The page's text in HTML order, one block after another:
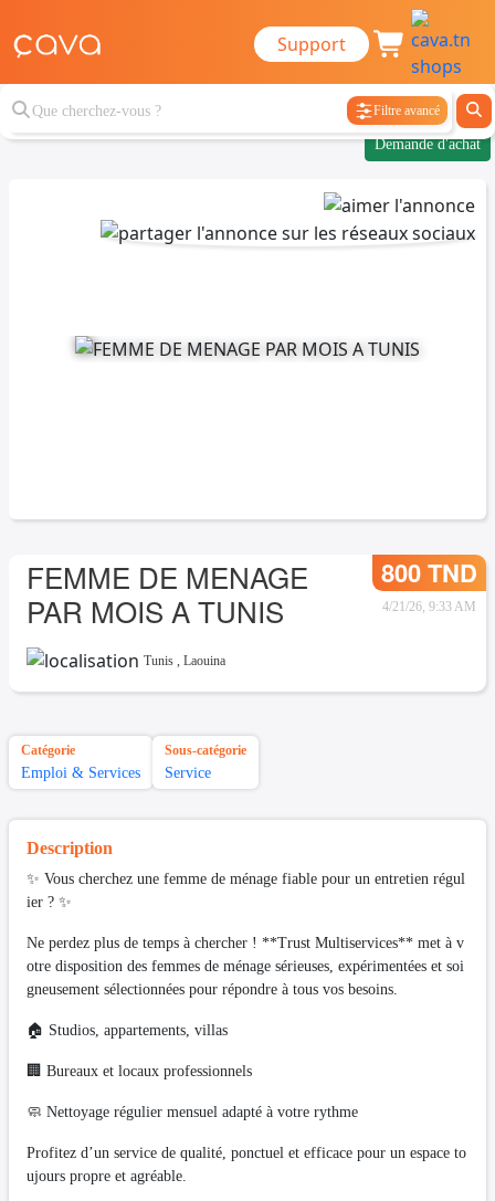
Support
Filtre avancé
Demande d'achat
FEMME DE MENAGE
PAR MOIS A TUNIS
800 TND
4/21/26, 9:33 AM
Tunis , Laouina
Catégorie
Emploi & Services
Sous-catégorie
Service
Description
✨ Vous cherchez une femme de ménage fiable pour un entretien régul
ier ? ✨
Ne perdez plus de temps à chercher ! **Trust Multiservices** met à v
otre disposition des femmes de ménage sérieuses, expérimentées et soi
gneusement sélectionnées pour répondre à tous vos besoins.
🏠 Studios, appartements, villas
🏢 Bureaux et locaux professionnels
🧼 Nettoyage régulier mensuel adapté à votre rythme
Profitez d’un service de qualité, ponctuel et efficace pour un espace to
ujours propre et agréable.